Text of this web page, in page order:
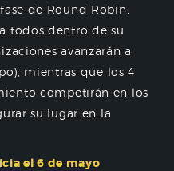
de Round Robin,
todos dentro de su
avanzarán a
mientras que los 4
competirán en los
su lugar en la
el 6 de mayo